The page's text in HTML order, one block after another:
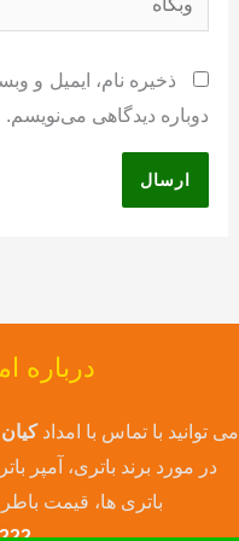
ذخیره نام، ایمیل و
دوباره دیدگاهی می‌نویسم.
درباره
می توانید با تماس با امدادکیان
در مورد برند باتری، آمپر
باتری ها، قیمت